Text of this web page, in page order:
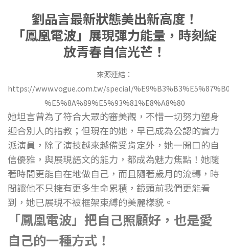
劉品言最新狀態美出新高度！
「鳳凰電波」展現彈力能量，時刻綻
放青春自信光芒！
來源連結：
https://www.vogue.com.tw/special/
%E5%8A%89%E5%93%81%E8%A8%80
她坦言曾為了符合大眾的審美觀，不惜一切努力塑身
迎合別人的指教；但現在的她，早已成為公認的實力
派演員，除了演技越來越備受肯定外，她一開口的自
信優雅，與展現語文的能力，都成為魅力焦點！她隨
著時間更能自在地做自己，而且隨著歲月的流轉，時
間讓他不只擁有更多生命累積，鏡頭前我們更能看
到，她已展現不被框架束縛的美麗樣貌。
「鳳凰電波」把自己照顧好，也是愛
自己的一種方式！